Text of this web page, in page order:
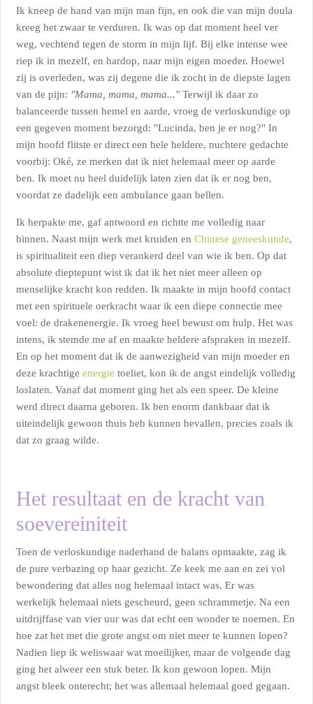
Ik kneep de hand van mijn man fijn, en ook die van mijn doula
kreeg het zwaar te verduren. Ik was op dat moment heel ver
weg, vechtend tegen de storm in mijn lijf. Bij elke intense wee
riep ik in mezelf, en hardop, naar mijn eigen moeder. Hoewel
zij is overleden, was zij degene die ik zocht in de diepste lagen
van de pijn: "Mama, mama, mama..."Terwijl ik daar zo
balanceerde tussen hemel en aarde, vroeg de verloskundige op
een gegeven moment bezorgd: "Lucinda, ben je er nog?" In
mijn hoofd flitste er direct een hele heldere, nuchtere gedachte
voorbij: Oké, ze merken dat ik niet helemaal meer op aarde
ben. Ik moet nu heel duidelijk laten zien dat ik er nog ben,
voordat ze dadelijk een ambulance gaan bellen.
Ik herpakte me, gaf antwoord en richtte me volledig naar
binnen. Naast mijn werk met kruiden enChinese geneeskunde,
is spiritualiteit een diep verankerd deel van wie ik ben. Op dat
absolute dieptepunt wist ik dat ik het niet meer alleen op
menselijke kracht kon redden. Ik maakte in mijn hoofd contact
met een spirituele oerkracht waar ik een diepe connectie mee
voel: de drakenenergie. Ik vroeg heel bewust om hulp. Het was
intens, ik stemde me af en maakte heldere afspraken in mezelf.
En op het moment dat ik de aanwezigheid van mijn moeder en
deze krachtigeenergie toeliet, kon ik de angst eindelijk volledig
loslaten. Vanaf dat moment ging het als een speer. De kleine
werd direct daarna geboren. Ik ben enorm dankbaar dat ik
uiteindelijk gewoon thuis heb kunnen bevallen, precies zoals ik
dat zo graag wilde.
Het resultaat en de kracht van
soevereiniteit
Toen de verloskundige naderhand de balans opmaakte, zag ik
de pure verbazing op haar gezicht. Ze keek me aan en zei vol
bewondering dat alles nog helemaal intact was. Er was
werkelijk helemaal niets gescheurd, geen schrammetje. Na een
uitdrijffase van vier uur was dat echt een wonder te noemen. En
hoe zat het met die grote angst om niet meer te kunnen lopen?
Nadien liep ik weliswaar wat moeilijker, maar de volgende dag
ging het alweer een stuk beter. Ik kon gewoon lopen. Mijn
angst bleek onterecht; het was allemaal helemaal goed gegaan.